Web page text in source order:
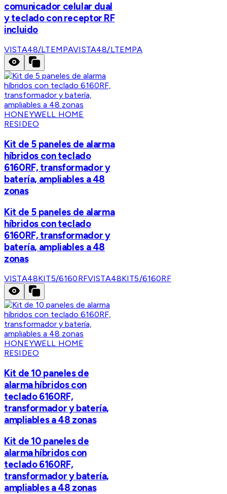
comunicador celular dual
y teclado con receptor RF
incluido
VISTA48/LTEMPAVISTA48/LTEMPA
HONEYWELL HOME
RESIDEO
Kit de 5 paneles de alarma
híbridos con teclado
6160RF, transformador y
batería, ampliables a 48
zonas
Kit de 5 paneles de alarma
híbridos con teclado
6160RF, transformador y
batería, ampliables a 48
zonas
VISTA48KIT5/6160RFVISTA48KIT5/6160RF
HONEYWELL HOME
RESIDEO
Kit de 10 paneles de
alarma híbridos con
teclado 6160RF,
transformador y batería,
ampliables a 48 zonas
Kit de 10 paneles de
alarma híbridos con
teclado 6160RF,
transformador y batería,
ampliables a 48 zonas